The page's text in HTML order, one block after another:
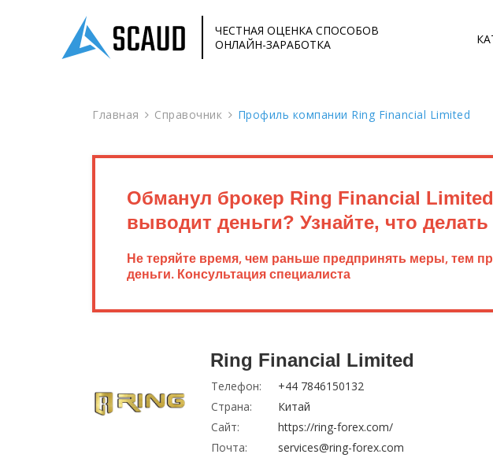
ЧЕСТНАЯ ОЦЕНКА СПОСОБОВ
ОНЛАЙН-ЗАРАБОТКА
Главная Справочник Профиль компании Ring Financial Limited
Обманул брокер Ring Financial
выводит деньги? Узнайте, что делать
Не теряйте время, чем раньше предпринять меры, тем
деньги. Консультация специалиста
Ring Financial Limited
Телефон:
+44 7846150132
Страна:
Китай
Сайт:
https://ring-forex.com/
Почта:
services@ring-forex.com